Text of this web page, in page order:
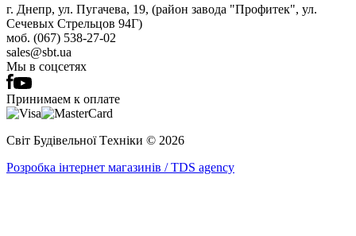
г. Днепр, ул. Пугачева, 19, (район завода "Профитек", ул.
Сечевых Стрельцов 94Г)
моб. (067) 538-27-02
sales@sbt.ua
Мы в соцсетях
Принимаем к оплате
Світ Будівельної Tехніки © 2026
Розробка інтернет магазинів / TDS agency